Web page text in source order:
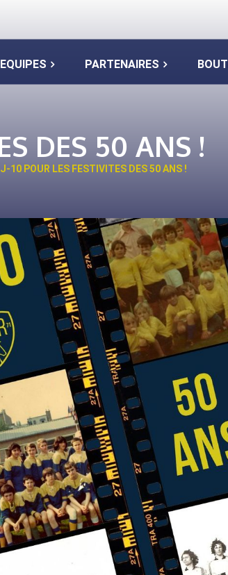
PARTENAIRES
DES 50 ANS !
J-10 POUR LES FESTIVITES DES 50 ANS !